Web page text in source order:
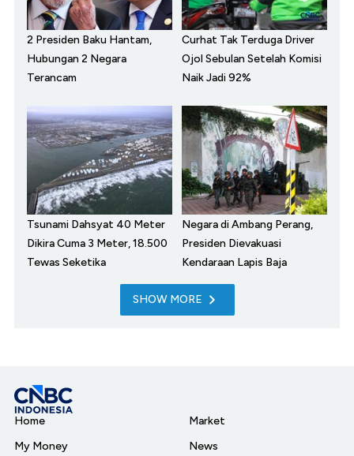
2 Presiden Baku Hantam,
Hubungan 2 Negara
Terancam
Curhat Tak Terduga Driver
Ojol Sebulan Setelah Komisi
Naik Jadi 92%
Tsunami Dahsyat 40 Meter
Dikira Cuma 3 Meter, 18.500
Tewas Seketika
Negara di Ambang Perang,
Presiden Dievakuasi
Kendaraan Lapis Baja
SHOW MORE
Home
My Money
Market
News